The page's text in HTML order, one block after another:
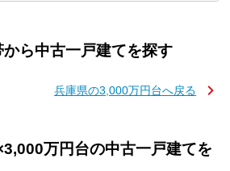
ら中古一戸建てを探す
兵庫県の3,000万円台へ戻る
万円台の中古一戸建てを